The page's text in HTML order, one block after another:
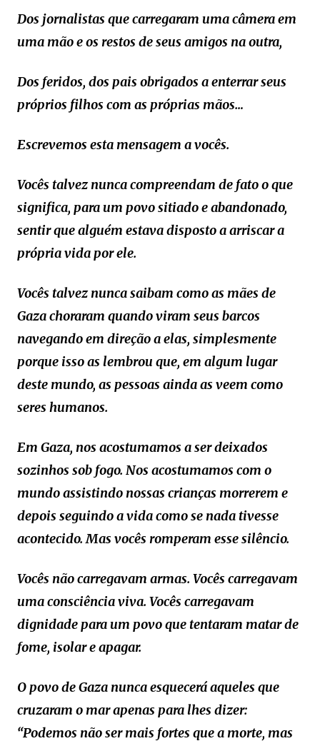
Dos jornalistas que carregaram uma câmera em
uma mão e os restos de seus amigos na outra,
Dos feridos, dos pais obrigados a enterrar seus
próprios filhos com as próprias mãos…
Escrevemos esta mensagem a vocês.
Vocês talvez nunca compreendam de fato o que
significa, para um povo sitiado e abandonado,
sentir que alguém estava disposto a arriscar a
própria vida por ele.
Vocês talvez nunca saibam como as mães de
Gaza choraram quando viram seus barcos
navegando em direção a elas, simplesmente
porque isso as lembrou que, em algum lugar
deste mundo, as pessoas ainda as veem como
seres humanos.
Em Gaza, nos acostumamos a ser deixados
sozinhos sob fogo. Nos acostumamos com o
mundo assistindo nossas crianças morrerem e
depois seguindo a vida como se nada tivesse
acontecido. Mas vocês romperam esse silêncio.
Vocês não carregavam armas. Vocês carregavam
uma consciência viva. Vocês carregavam
dignidade para um povo que tentaram matar de
fome, isolar e apagar.
O povo de Gaza nunca esquecerá aqueles que
cruzaram o mar apenas para lhes dizer:
“Podemos não ser mais fortes que a morte, mas